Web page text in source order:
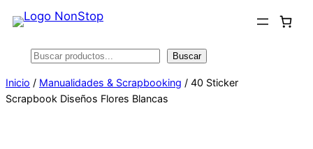
Saltar
contenido
Buscar Buscar
Inicio / Manualidades & Scrapbooking / 40 Sticker
Scrapbook Diseños Flores Blancas